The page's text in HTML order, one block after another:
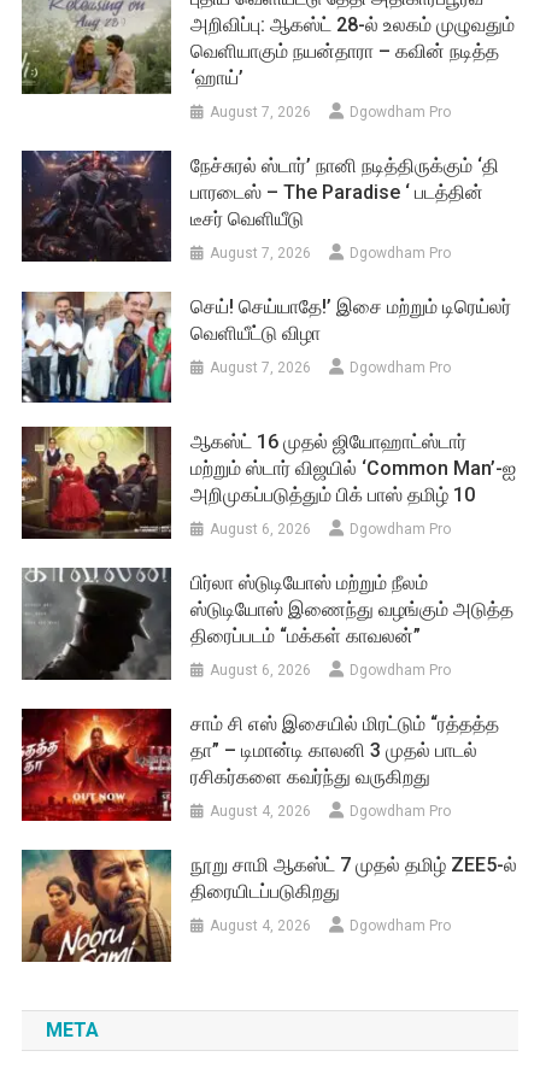
அறிவிப்பு: ஆகஸ்ட் 28-ல் உலகம் முழுவதும்
வெளியாகும் நயன்தாரா – கவின் நடித்த
‘ஹாய்’
August 7, 2026 Dgowdham Pro
நேச்சுரல் ஸ்டார்’ நானி நடித்திருக்கும் ‘தி
பாரடைஸ் – The Paradise ‘ படத்தின்
டீசர் வெளியீடு
August 7, 2026 Dgowdham Pro
செய்! செய்யாதே!’ இசை மற்றும் டிரெய்லர்
வெளியீட்டு விழா
August 7, 2026 Dgowdham Pro
ஆகஸ்ட் 16 முதல் ஜியோஹாட்ஸ்டார்
மற்றும் ஸ்டார் விஜயில் ‘Common Man’-ஐ
அறிமுகப்படுத்தும் பிக் பாஸ் தமிழ் 10
August 6, 2026 Dgowdham Pro
பிர்லா ஸ்டுடியோஸ் மற்றும் நீலம்
ஸ்டுடியோஸ் இணைந்து வழங்கும் அடுத்த
திரைப்படம் “மக்கள் காவலன்”
August 6, 2026 Dgowdham Pro
சாம் சி எஸ் இசையில் மிரட்டும் “ரத்தத்த
தா” – டிமான்டி காலனி 3 முதல் பாடல்
ரசிகர்களை கவர்ந்து வருகிறது
August 4, 2026 Dgowdham Pro
நூறு சாமி ஆகஸ்ட் 7 முதல் தமிழ் ZEE5-ல்
திரையிடப்படுகிறது
August 4, 2026 Dgowdham Pro
META